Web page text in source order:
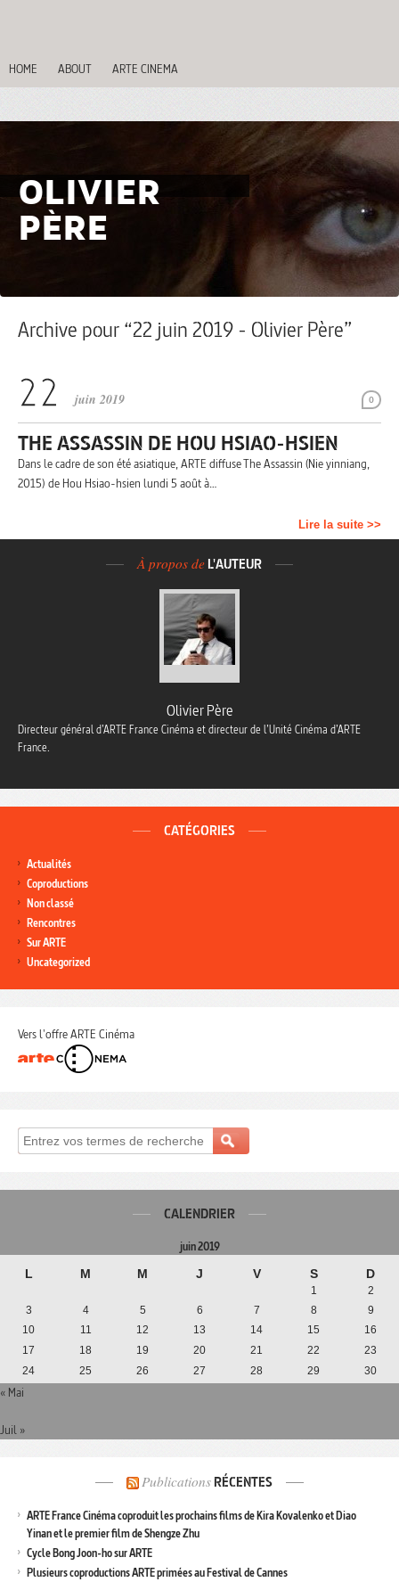
HOME ABOUT ARTE CINEMA
OLIVIER
PÈRE
Archive pour “22 juin 2019 - Olivier Père”
0
juin 2019
THE ASSASSIN DE HOU HSIAO-HSIEN
Dans le cadre de son été asiatique, ARTE diffuse The Assassin (Nie yinniang,
2015) de Hou Hsiao-hsien lundi 5 août à…
Lire la suite >>
À propos de L'AUTEUR
Olivier Père
Directeur général d’ARTE France Cinéma et directeur de l’Unité Cinéma d’ARTE
France.
CATÉGORIES
Actualités
Coproductions
Non classé
Rencontres
Sur ARTE
Uncategorized
Vers l'offre ARTE Cinéma
CALENDRIER
juin 2019
L M M J V S D
1
2
3
4 5 6 7 8
9
10
11 12 13 14 15
16
17
18 19 20 21 22
23
24
25 26 27 28 29 30
« Mai
Juil »
Publications RÉCENTES
ARTE France Cinéma coproduit les prochains films de Kira Kovalenko et Diao
Yinan et le premier film de Shengze Zhu
Cycle Bong Joon-ho sur ARTE
Plusieurs coproductions ARTE primées au Festival de Cannes